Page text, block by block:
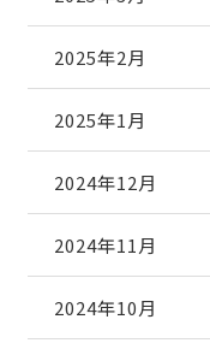
2025年2月
2025年1月
2024年12月
2024年11月
2024年10月